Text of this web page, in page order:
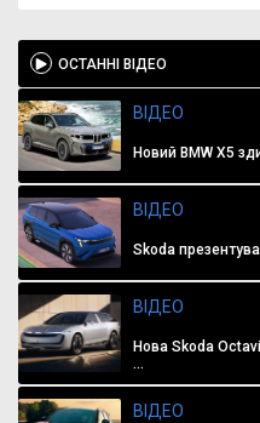
ОСТАННІ ВІДЕО
ВІДЕО
Новий BMW X5
ВІДЕО
Skoda
ВІДЕО
Нова Skoda
...
ВІДЕО